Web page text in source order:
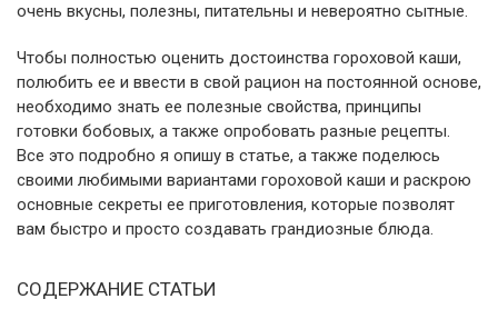
очень вкусны, полезны, питательны и невероятно сытные.
Чтобы полностью оценить достоинства гороховой каши,
полюбить ее и ввести в свой рацион на постоянной основе,
необходимо знать ее полезные свойства, принципы
готовки бобовых, а также опробовать разные рецепты.
Все это подробно я опишу в статье, а также поделюсь
своими любимыми вариантами гороховой каши и раскрою
основные секреты ее приготовления, которые позволят
вам быстро и просто создавать грандиозные блюда.
СОДЕРЖАНИЕ СТАТЬИ